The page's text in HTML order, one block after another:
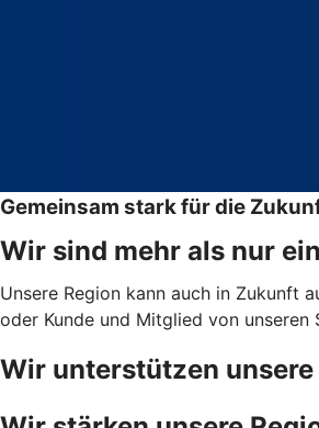
Gemeinsam stark für die
Wir sind mehr als nur
Unsere Region kann auch in Zukunft
oder Kunde und Mitglied von
Wir unterstützen